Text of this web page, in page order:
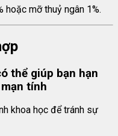
hoặc mỡ thuỷ ngân 1%.
thể giúp bạn hạn
tính
khoa học để tránh sự